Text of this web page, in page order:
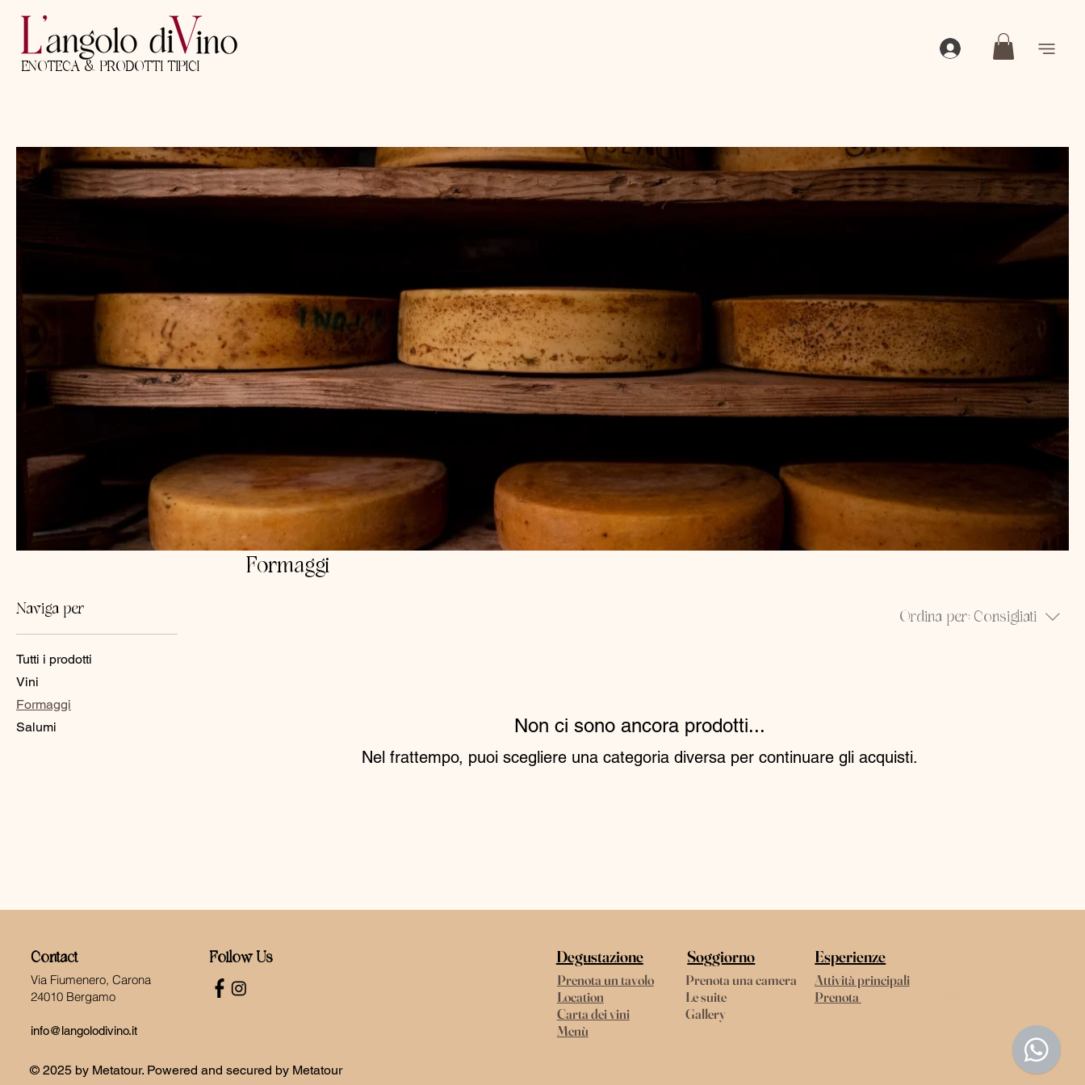
ENOTECA & PRODOTTI TIPICI
Formaggi
Naviga per
Tutti i prodotti
Vini
Formaggi
Salumi
Ordina per: Consigliati
Non ci sono ancora prodotti...
Nel frattempo, puoi scegliere una categoria diversa per continuare gli acquisti.
Contact
Follow Us
Via Fiumenero, Carona
24010 Bergamo
info@langolodivino.it
© 2025 by Metatour. Powered and secured by Metatour
Degustazione
Prenota un tavolo
Location
Carta dei vini
Soggiorno
Prenota una camera
Le suite
Gallery
Esperienze
Attività principali
Prenota
Menù